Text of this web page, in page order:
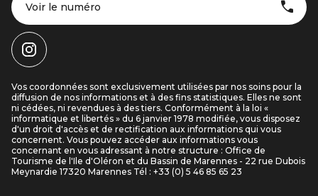
Voir le numéro
Vos coordonnées sont exclusivement utilisées par nos soins pour la
diffusion de nos informations et à des fins statistiques. Elles ne sont
ni cédées, ni revendues à des tiers. Conformément à la loi «
informatique et libertés » du 6 janvier 1978 modifiée, vous disposez
d'un droit d'accès et de rectification aux informations qui vous
concernent. Vous pouvez accéder aux informations vous
concernant en vous adressant à notre structure : Office de
Tourisme de l'Ile d'Oléron et du Bassin de Marennes - 22 rue Dubois
Meynardie 17320 Marennes Tél : +33 (0) 5 46 85 65 23